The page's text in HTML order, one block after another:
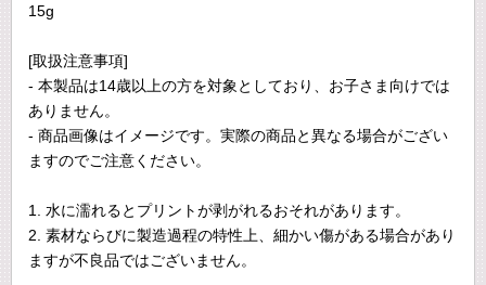
15g
[取扱注意事項]
- 本製品は14歳以上の方を対象としており、お子さま向けでは
ありません。
- 商品画像はイメージです。実際の商品と異なる場合がござい
ますのでご注意ください。
1. 水に濡れるとプリントが剥がれるおそれがあります。
2. 素材ならびに製造過程の特性上、細かい傷がある場合があり
ますが不良品ではございません。